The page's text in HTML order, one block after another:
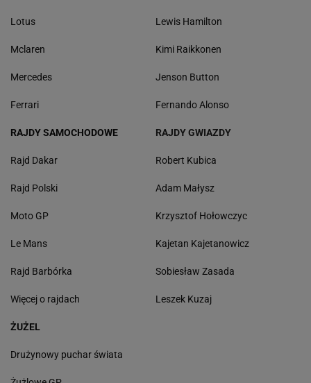
Lotus
Mclaren
Mercedes
Ferrari
Lewis Hamilton
Kimi Raikkonen
Jenson Button
Fernando Alonso
RAJDY SAMOCHODOWE
Rajd Dakar
Rajd Polski
Moto GP
Le Mans
Rajd Barbórka
Więcej o rajdach
RAJDY GWIAZDY
Robert Kubica
Adam Małysz
Krzysztof Hołowczyc
Kajetan Kajetanowicz
Sobiesław Zasada
Leszek Kuzaj
ŻUŻEL
Drużynowy puchar świata